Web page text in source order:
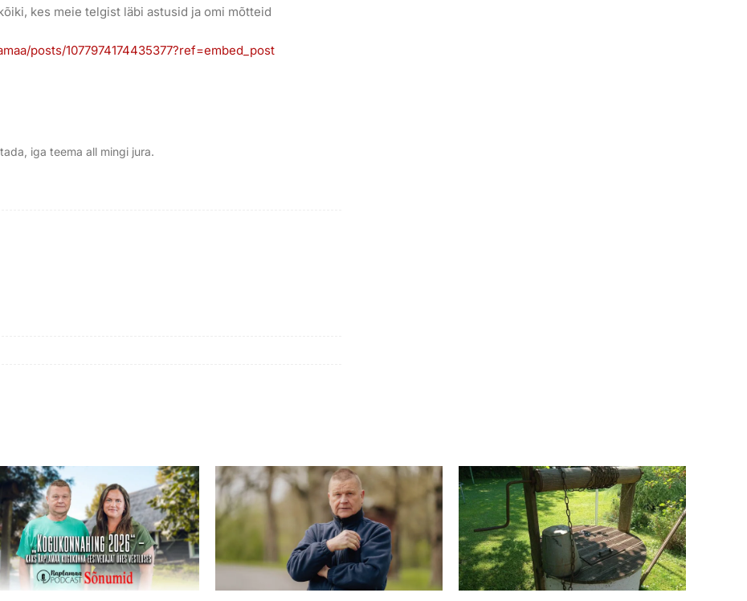
kes meie telgist läbi astusid ja omi mõtteid
posts/1077974174435377?ref=embed_post
iga teema all mingi jura.